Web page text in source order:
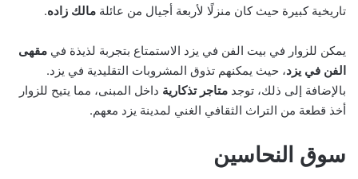
تاريخية كبيرة حيث كان منزلًا لأربعة أجيال من عائلة مالك زاده.
يمكن للزوار في بيت الفن في يزد الاستمتاع بتجربة لذيذة في مقهى
الفن في يزد، حيث يمكنهم تذوق المشروبات التقليدية في يزد.
بالإضافة إلى ذلك، توجد متاجر تذكارية داخل المبنى، مما يتيح للزوار
أخذ قطعة من التراث الثقافي الغني لمدينة يزد معهم.
سوق النحاسين